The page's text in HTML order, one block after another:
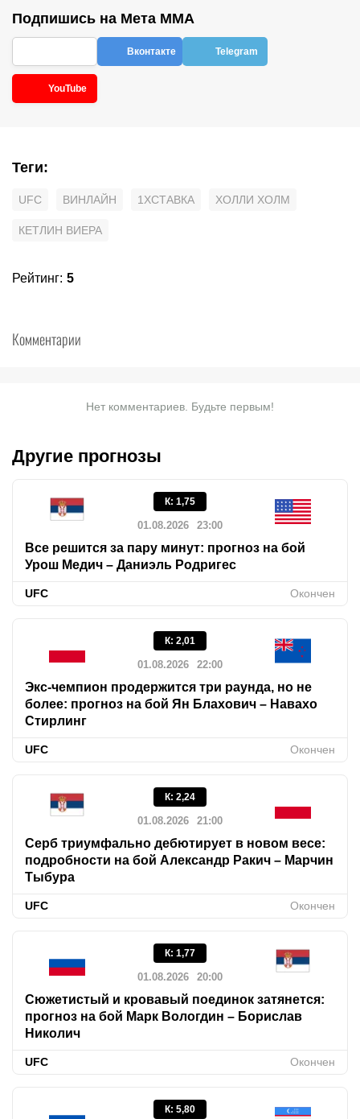
Подпишись на Мета ММА
Вконтакте Telegram
YouTube
Теги:
UFC ВИНЛАЙН 1XCТАВКА ХОЛЛИ ХОЛМ
КЕТЛИН ВИЕРА
Рейтинг: 5
Комментарии
Нет комментариев. Будьте первым!
Другие прогнозы
К: 1,75
01.08.2026 23:00
Все решится за пару минут: прогноз на бой
Урош Медич – Даниэль Родригес
UFC Окончен
К: 2,01
01.08.2026 22:00
Экс-чемпион продержится три раунда, но не
более: прогноз на бой Ян Блахович – Навахо
Стирлинг
UFC Окончен
К: 2,24
01.08.2026 21:00
Серб триумфально дебютирует в новом весе:
подробности на бой Александр Ракич – Марчин
Тыбура
UFC Окончен
К: 1,77
01.08.2026 20:00
Сюжетистый и кровавый поединок затянется:
прогноз на бой Марк Вологдин – Борислав
Николич
UFC Окончен
К: 5,80